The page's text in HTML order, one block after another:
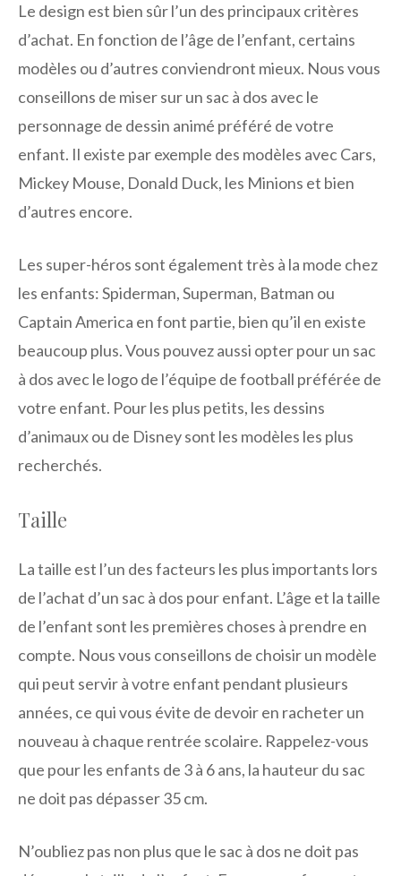
Le design est bien sûr l’un des principaux critères
d’achat. En fonction de l’âge de l’enfant, certains
modèles ou d’autres conviendront mieux. Nous vous
conseillons de miser sur un sac à dos avec le
personnage de dessin animé préféré de votre
enfant. Il existe par exemple des modèles avec Cars,
Mickey Mouse, Donald Duck, les Minions et bien
d’autres encore.
Les super-héros sont également très à la mode chez
les enfants: Spiderman, Superman, Batman ou
Captain America en font partie, bien qu’il en existe
beaucoup plus. Vous pouvez aussi opter pour un sac
à dos avec le logo de l’équipe de football préférée de
votre enfant. Pour les plus petits, les dessins
d’animaux ou de Disney sont les modèles les plus
recherchés.
Taille
La taille est l’un des facteurs les plus importants lors
de l’achat d’un sac à dos pour enfant. L’âge et la taille
de l’enfant sont les premières choses à prendre en
compte. Nous vous conseillons de choisir un modèle
qui peut servir à votre enfant pendant plusieurs
années, ce qui vous évite de devoir en racheter un
nouveau à chaque rentrée scolaire. Rappelez-vous
que pour les enfants de 3 à 6 ans, la hauteur du sac
ne doit pas dépasser 35 cm.
N’oubliez pas non plus que le sac à dos ne doit pas